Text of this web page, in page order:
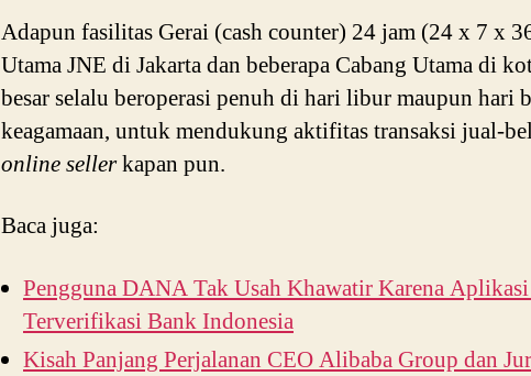
Adapun fasilitas Gerai (cash counter) 24 jam (24 x 7 x
Utama JNE di Jakarta dan beberapa Cabang Utama di
besar selalu beroperasi penuh di hari libur maupun hari
keagamaan, untuk mendukung aktifitas transaksi jual-
online sellerkapan pun.
Baca juga:
Pengguna DANA Tak Usah Khawatir Karena
Terverifikasi Bank Indonesia
Kisah Panjang Perjalanan CEO Alibaba Group dan